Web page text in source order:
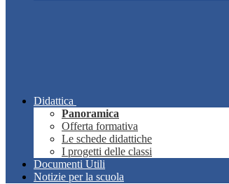
Didattica
Panoramica
Offerta formativa
Le schede didattiche
I progetti delle classi
Documenti Utili
Notizie per la scuola